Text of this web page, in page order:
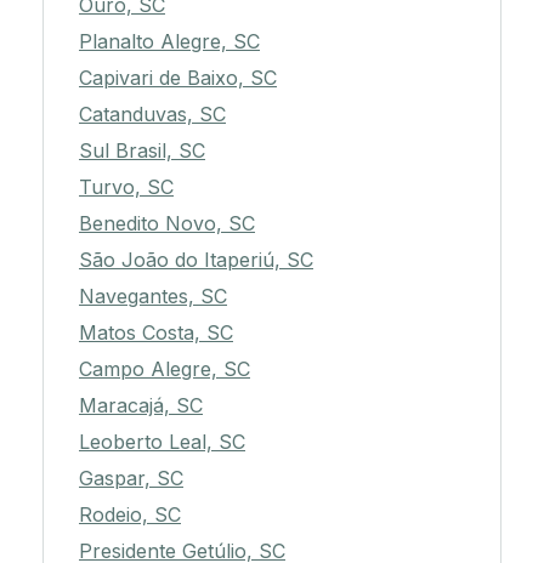
Ouro, SC
Planalto Alegre, SC
Capivari de Baixo, SC
Catanduvas, SC
Sul Brasil, SC
Turvo, SC
Benedito Novo, SC
São João do Itaperiú, SC
Navegantes, SC
Matos Costa, SC
Campo Alegre, SC
Maracajá, SC
Leoberto Leal, SC
Gaspar, SC
Rodeio, SC
Presidente Getúlio, SC